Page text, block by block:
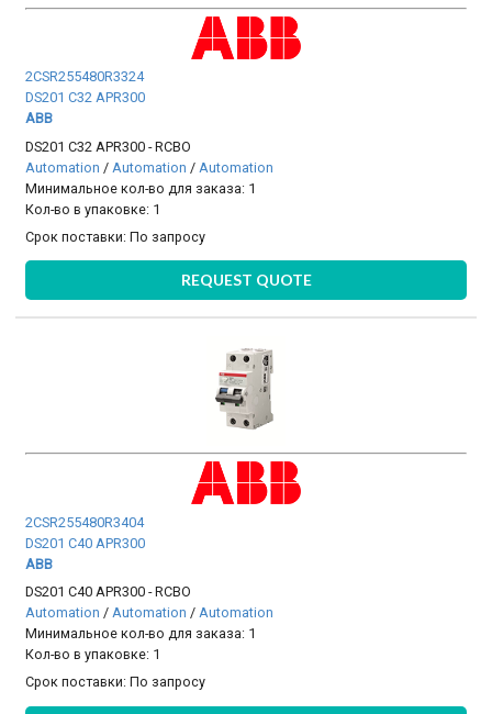
2CSR255480R3324
DS201 C32 APR300
ABB
DS201 C32 APR300 - RCBO
Automation / Automation / Automation
Минимальное кол-во для заказа: 1
Кол-во в упаковке: 1
Срок поставки:По запросу
REQUEST QUOTE
2CSR255480R3404
DS201 C40 APR300
ABB
DS201 C40 APR300 - RCBO
Automation /Automation /Automation
Минимальное кол-во для заказа: 1
Кол-во в упаковке: 1
Срок поставки:По запросу